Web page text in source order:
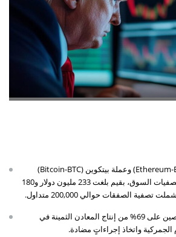
تصدّرت عملة إيثيريوم (Ethereum-ETH) وعملة بيتكوين (Bitcoin-BTC)
قائمة الخسائر الناتجة عن تصفيات السوق، بقيم بلغت 233 مليون دولار و180
الصفقات حوالي 200,000 متداول.
أشار ترامب إلى سيطرة الصين على 69% من إنتاج المعادن الثمينة في
الجمركية واتخاذ إجراءاتٍ مضادة.